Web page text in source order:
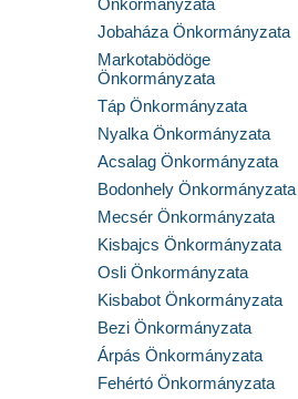
Jobaháza Önkormányzata
Markotabödöge
Önkormányzata
Táp Önkormányzata
Nyalka Önkormányzata
Acsalag Önkormányzata
Bodonhely Önkormányzata
Mecsér Önkormányzata
Kisbajcs Önkormányzata
Osli Önkormányzata
Kisbabot Önkormányzata
Bezi Önkormányzata
Árpás Önkormányzata
Fehértó Önkormányzata